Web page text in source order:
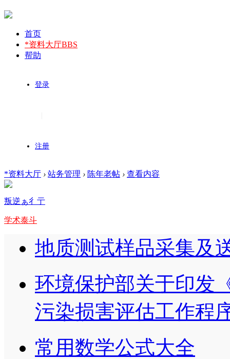
首页
*资料大厅BBS
帮助
登录
注册
*资料大厅 › 站务管理 › 陈年老帖 › 查看内容
叛逆ぁ彳亍
学术泰斗
地质测试样品采集及
环境保护部关于印发
污染损害评估工作
常用数学公式大全